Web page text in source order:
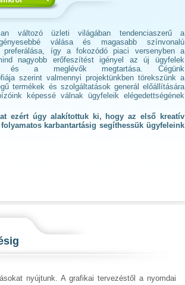
változó üzleti világában tendenciaszerű a
válása és magasabb színvonalú
preferálása, így a fokozódó piaci versenyben a
nagyobb erőfeszítést igényel az új ügyfelek
és a meglévők megtartása. Cégünk
szerint valmennyi projektünkben törekszünk a
termékek és szolgáltatások generál előállítására
képessé válnak ügyfeleik elégedettségének
ezért úgy alakítottuk ki, hogy az első kreatív
karbantartásig segíthessük ügyfeleink
nyújtunk. A grafikai tervezéstől a nyomdai